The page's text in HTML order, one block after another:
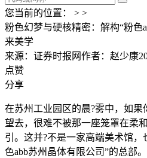
您当前的位置： > >
粉色幻梦与硬核精密：解构“粉色
来美学
来源：证券时报网作者：赵少康
点赞
分享
在苏州工业园区的晨?雾中，如
望去，很难不被那一座笼罩在柔
引。这并?不是一家高端美术馆
色abb苏州晶体有限公司”的总部